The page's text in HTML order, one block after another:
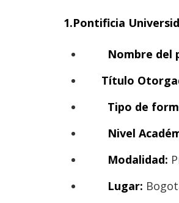
1.Pontificia
Nombre del
Título
Tipo de
Nivel
Modalidad:
Lugar: